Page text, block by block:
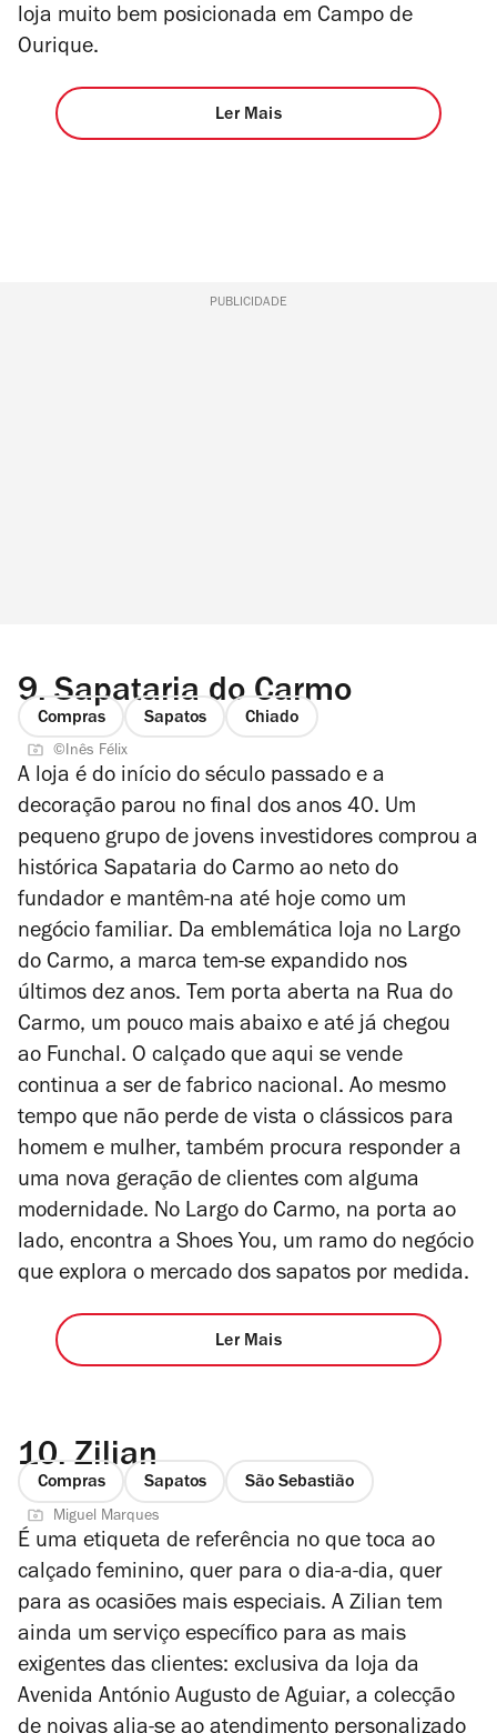
loja muito bem posicionada em Campo de
Ourique.
Ler Mais
PUBLICIDADE
9. Sapataria do Carmo
Compras Sapatos Chiado
©Inês Félix
A loja é do início do século passado e a
decoração parou no final dos anos 40. Um
pequeno grupo de jovens investidores comprou a
histórica Sapataria do Carmo ao neto do
fundador e mantêm-na até hoje como um
negócio familiar. Da emblemática loja no Largo
do Carmo, a marca tem-se expandido nos
últimos dez anos. Tem porta aberta na Rua do
Carmo, um pouco mais abaixo e até já chegou
ao Funchal. O calçado que aqui se vende
continua a ser de fabrico nacional. Ao mesmo
tempo que não perde de vista o clássicos para
homem e mulher, também procura responder a
uma nova geração de clientes com alguma
modernidade. No Largo do Carmo, na porta ao
lado, encontra a Shoes You, um ramo do negócio
que explora o mercado dos sapatos por medida.
Ler Mais
10. Zilian
Compras Sapatos São Sebastião
Miguel Marques
É uma etiqueta de referência no que toca ao
calçado feminino, quer para o dia-a-dia, quer
para as ocasiões mais especiais. A Zilian tem
ainda um serviço específico para as mais
exigentes das clientes: exclusiva da loja da
Avenida António Augusto de Aguiar, a colecção